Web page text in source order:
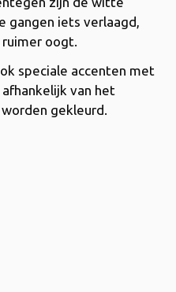
gangen iets verlaagd,
oogt.
speciale accenten met
van het
gekleurd.